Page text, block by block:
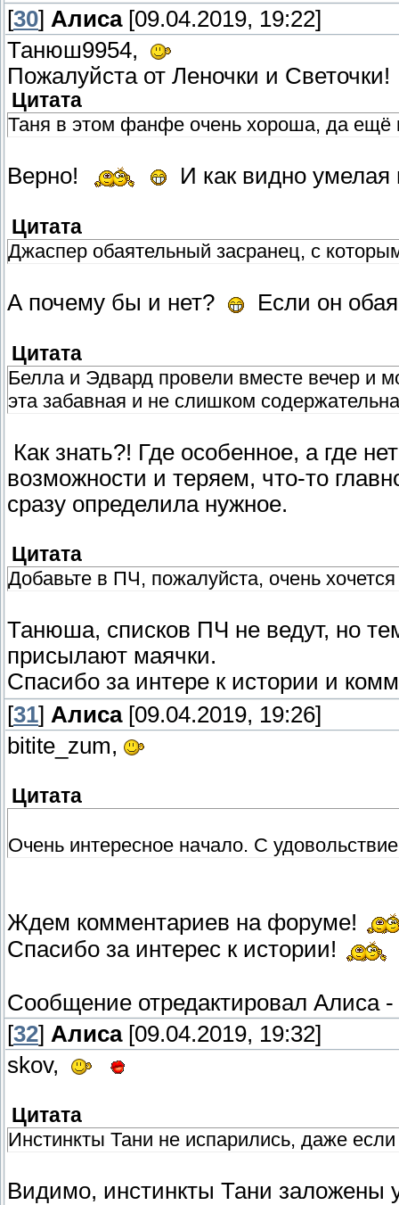
[30] Алиса[09.04.2019, 19:22]
Танюш9954,
Пожалуйста от Леночки и
Цитата
Таня в этом фанфе очень хороша, да ещё
Верно! И как видно
Цитата
Джаспер обаятельный засранец, с
А почему бы и нет? Если он
Цитата
Белла и Эдвард провели вместе вечер и
эта забавная и не слишком
Как знать?! Где особенное, а где
возможности и теряем, что-то
сразу определила нужное.
Цитата
Добавьте в ПЧ, пожалуйста, очень
Танюша, списков ПЧ не ведут, но
присылают маячки.
Спасибо за интере к истории и
[31] Алиса[09.04.2019, 19:26]
bitite_zum,
Цитата
Очень интересное начало. С
Ждем комментариев на форуме!
Спасибо за интерес к истории!
Сообщение отредактировал Алиса-
[32] Алиса[09.04.2019, 19:32]
skov,
Цитата
Инстинкты Тани не испарились, даже
Видимо, инстинкты Тани заложены